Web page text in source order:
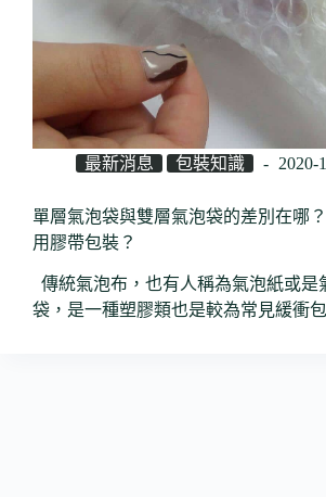
最新消息 包裝知識 2020-
單層氣泡袋與雙層氣泡袋的差別在哪
用膠帶包裝？
傳統氣泡布，也有人稱為氣泡紙或是
袋，是一種塑膠類也是較為常見緩衝